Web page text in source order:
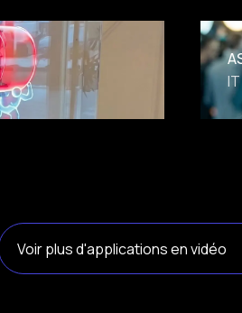
Voir plus d'applications en vidéo